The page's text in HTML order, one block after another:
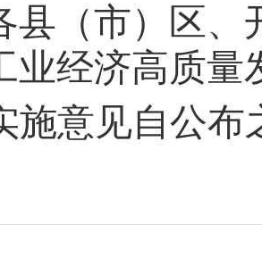
县（市）区、
业经济高质量
施意见自公布